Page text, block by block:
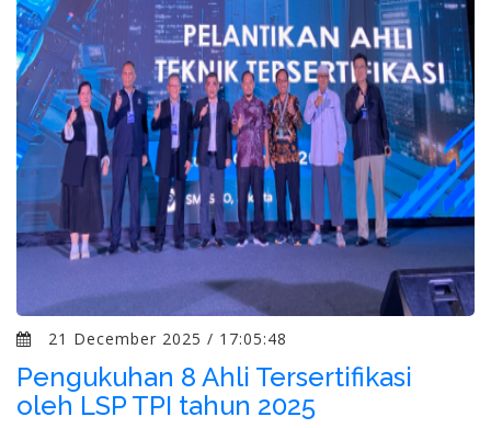
21 December 2025 / 17:05:48
Pengukuhan 8 Ahli Tersertifikasi
oleh LSP TPI tahun 2025